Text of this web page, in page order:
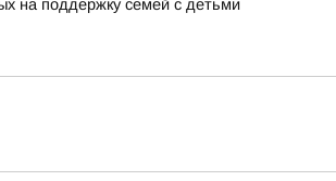
на поддержку семей с детьми